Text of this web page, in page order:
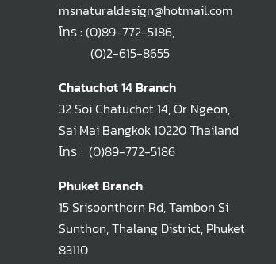
msnaturaldesign@hotmail.com
โทร : (0)89-772-5186,
(0)2-615-8655
Chatuchot 14 Branch
32 Soi Chatuchot 14, Or Ngeon,
Sai Mai Bangkok 10220 Thailand
โทร : (0)89-772-5186
Phuket Branch
15 Srisoonthorn Rd, Tambon Si
Sunthon, Thalang District, Phuket
83110